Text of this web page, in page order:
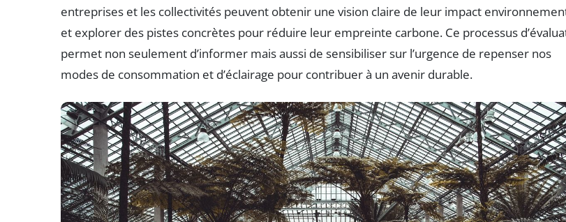
entreprises et les collectivités peuvent obtenir une vision claire de leur impact
et explorer des pistes concrètes pour réduire leur empreinte carbone. Ce processus
permet non seulement d’informer mais aussi de sensibiliser sur l’urgence de repenser nos
modes de consommation et d’éclairage pour contribuer à un avenir durable.